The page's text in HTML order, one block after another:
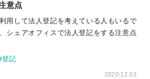
意点
用して法人登記を考えている人もいるで
シェアオフィスで法人登記をする注意点
登記
2020.12.03